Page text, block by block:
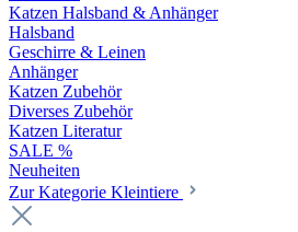
Katzen Halsband & Anhänger
Halsband
Geschirre & Leinen
Anhänger
Katzen Zubehör
Diverses Zubehör
Katzen Literatur
SALE %
Neuheiten
Zur Kategorie Kleintiere